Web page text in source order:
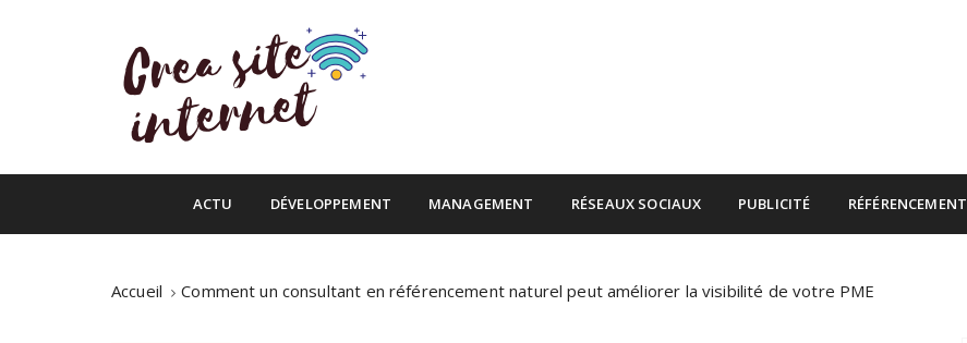
c
n
Crea site internet
Infos du web
ACTU DÉVELOPPEMENT MANAGEMENT RÉSEAUX SOCIAUX PUBLICITÉ RÉFÉRENCEMENT
Accueil Comment un consultant en référencement naturel peut améliorer la visibilité de votre PME